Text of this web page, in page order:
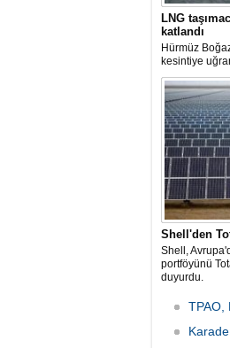
LNG
katlandı
Hürmüz
kesintiye
arzında
sürelerini
deniz yakıtı
krizinden bu
çıkardı.
Shell'den
Shell,
portföyünü
duyurdu.
TPAO,